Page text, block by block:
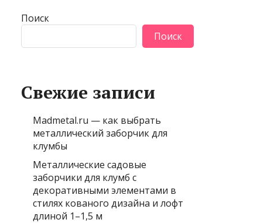
Поиск
Поиск
Свежие записи
Madmetal.ru — как выбрать
металлический заборчик для
клумбы
Металлические садовые
заборчики для клумб с
декоративными элементами в
стилях кованого дизайна и лофт
длиной 1–1,5 м